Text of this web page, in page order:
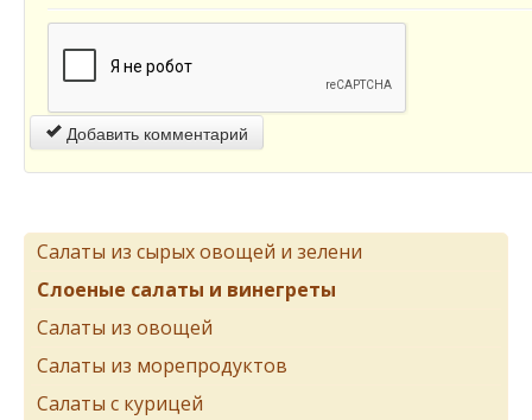
Добавить комментарий
Салаты из сырых овощей и зелени
Слоеные салаты и винегреты
Салаты из овощей
Салаты из морепродуктов
Салаты с курицей